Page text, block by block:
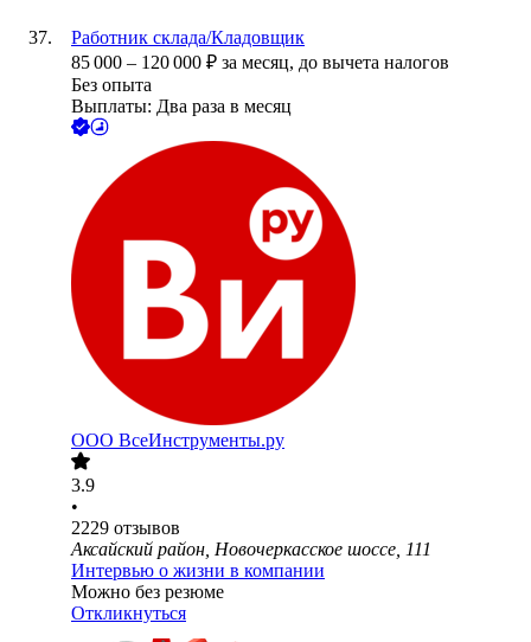
Работник склада/Кладовщик
85 000 – 120 000 ₽ за месяц, до вычета налогов
Без опыта
Выплаты: Два раза в месяц
ООО ВсеИнструменты.ру
3.9
•
2229 отзывов
Аксайский район, Новочеркасское шоссе, 111
Интервью о жизни в компании
Можно без резюме
Откликнуться